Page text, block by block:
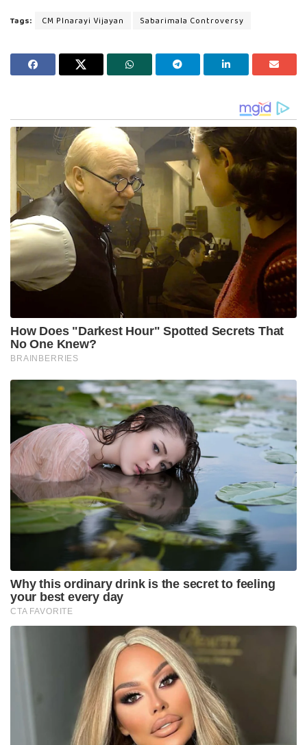
Tags: CM PInarayi Vijayan Sabarimala Controversy